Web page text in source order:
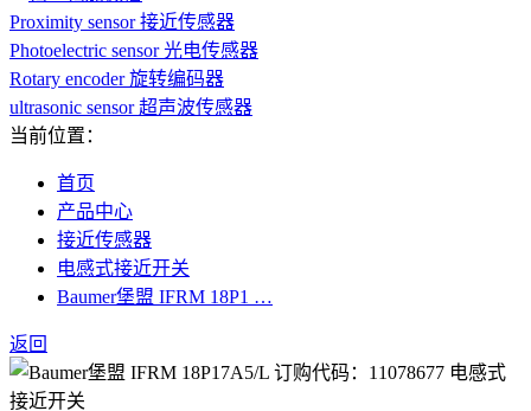
Proximity sensor 接近传感器
Photoelectric sensor 光电传感器
Rotary encoder 旋转编码器
ultrasonic sensor 超声波传感器
当前位置：
首页
产品中心
接近传感器
电感式接近开关
Baumer堡盟 IFRM 18P1 …
返回